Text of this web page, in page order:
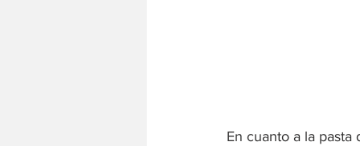
En cuanto a la